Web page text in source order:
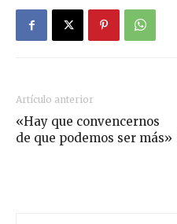
Artículo anterior
«Hay que convencernos
de que podemos ser más»